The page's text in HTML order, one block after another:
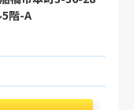
5階-A